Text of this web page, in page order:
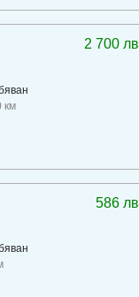
2 700 лв
км
586 лв